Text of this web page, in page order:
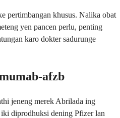
pertimbangan khusus. Nalika obat
yen pancen perlu, penting
karo dokter sadurunge
afzb
jeneng merek Abrilada ing
diprodhuksi dening Pfizer lan